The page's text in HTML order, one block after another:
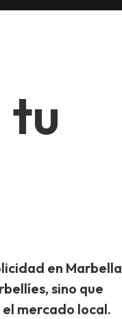
tu
en Marbella
sino que
mercado local.